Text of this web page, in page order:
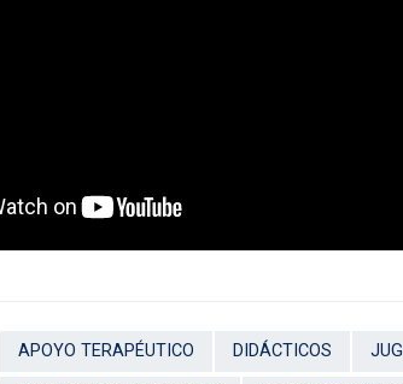
APOYO TERAPÉUTICO DIDÁCTICOS